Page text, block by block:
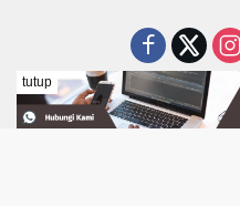
Indeks Pedoman
Tentang Kami
tutup